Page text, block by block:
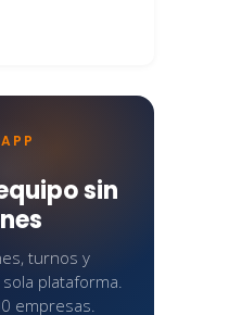
sin
turnos y
plataforma.
empresas.